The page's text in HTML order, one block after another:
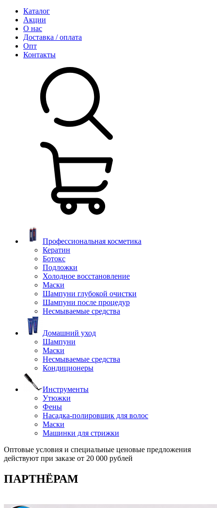
Каталог
Акции
О нас
Доставка / оплата
Опт
Контакты
Профессиональная косметика
Кератин
Ботокс
Подложки
Холодное восстановление
Маски
Шампуни глубокой очистки
Шампуни после процедур
Несмываемые средства
Домашний уход
Шампуни
Маски
Несмываемые средства
Кондиционеры
Инструменты
Утюжки
Фены
Насадка-полировщик для волос
Маски
Машинки для стрижки
Оптовые условия и специальные ценовые предложения
действуют при заказе от 20 000 рублей
ПАРТНЁРАМ